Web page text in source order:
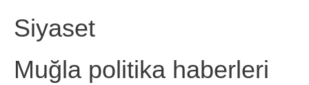
Siyaset
Muğla politika haberleri